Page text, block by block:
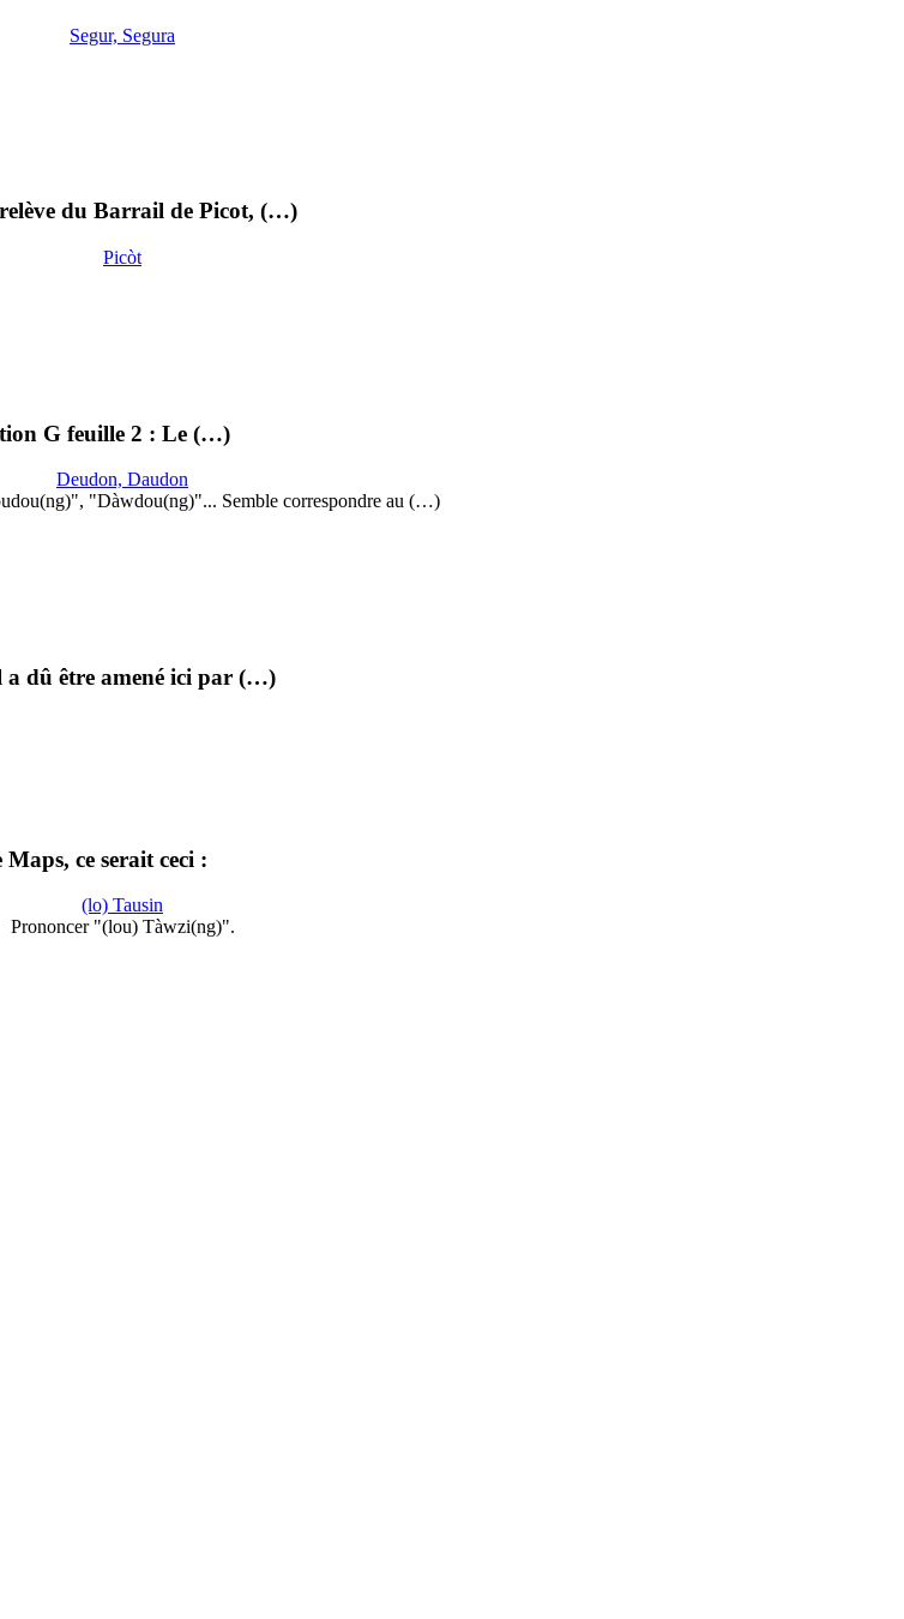
Segur, Segura
relève du Barrail de Picot, (…)
Picòt
G feuille 2 : Le (…)
Deudon, Daudon
"Dàwdou(ng)"... Semble correspondre au (…)
a dû être amené ici par (…)
ce serait ceci :
(lo) Tausin
Prononcer "(lou) Tàwzi(ng)".